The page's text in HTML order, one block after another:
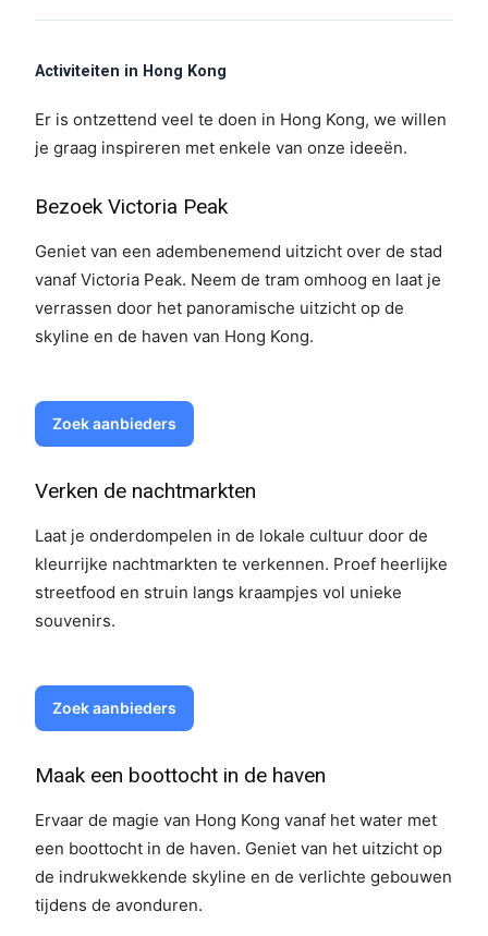
Activiteiten in Hong Kong
Er is ontzettend veel te doen in Hong Kong, we willen
je graag inspireren met enkele van onze ideeën.
Bezoek Victoria Peak
Geniet van een adembenemend uitzicht over de stad
vanaf Victoria Peak. Neem de tram omhoog en laat je
verrassen door het panoramische uitzicht op de
skyline en de haven van Hong Kong.
Zoek aanbieders
Verken de nachtmarkten
Laat je onderdompelen in de lokale cultuur door de
kleurrijke nachtmarkten te verkennen. Proef heerlijke
streetfood en struin langs kraampjes vol unieke
souvenirs.
Zoek aanbieders
Maak een boottocht in de haven
Ervaar de magie van Hong Kong vanaf het water met
een boottocht in de haven. Geniet van het uitzicht op
de indrukwekkende skyline en de verlichte gebouwen
tijdens de avonduren.